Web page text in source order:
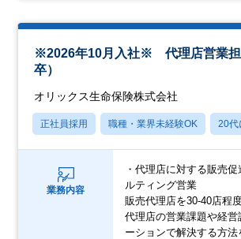
※2026年10月入社※ 代理店営業担
卒）
オリックス生命保険株式会社
正社員採用 職種・業界未経験OK 20代
業務内容
・代理店に対する販売
ルティング営業
販売代理店を30-40店程
代理店の営業課題や経営
ーションで解決する方法